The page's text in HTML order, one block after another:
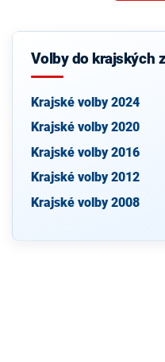
Volby do krajských
Krajské volby 2024
Krajské volby 2020
Krajské volby 2016
Krajské volby 2012
Krajské volby 2008